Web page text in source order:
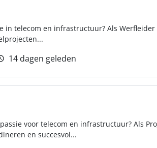
in telecom en infrastructuur? Als
14 dagen geleden
voor telecom en infrastructuur? Als
en succesvol...